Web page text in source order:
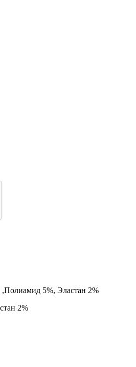
5%, Эластан 2%
2%